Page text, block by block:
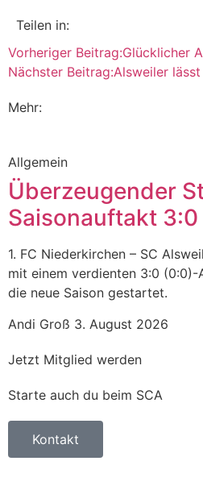
Teilen in:
Vorheriger Beitrag:Glücklicher
Nächster Beitrag:Alsweiler lässt
Mehr:
Allgemein
Überzeugender
Saisonauftakt
1. FC Niederkirchen – SC
mit einem verdienten 3:0 (0:0)-
die neue Saison gestartet.
Andi Groß 3. August 2026
Jetzt Mitglied werden
Starte auch du beim SCA
Kontakt